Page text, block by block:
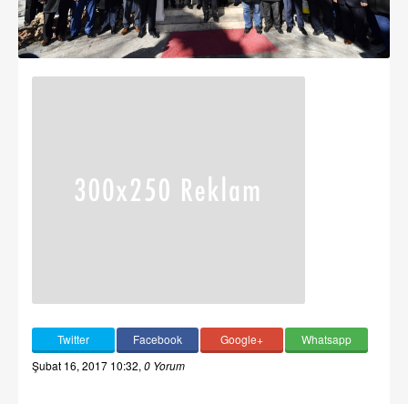
Twitter Facebook Google+
Whatsapp
Şubat 16, 2017 10:32, 0 Yorum